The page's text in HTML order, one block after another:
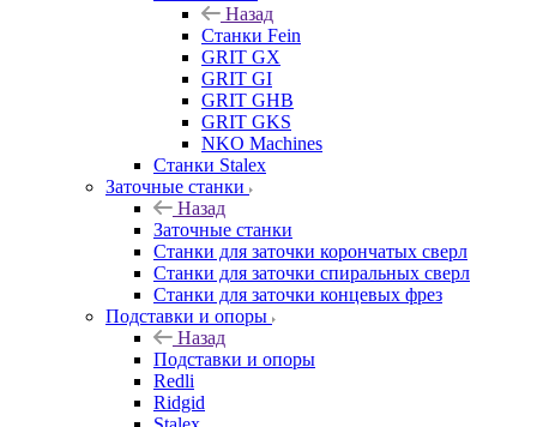
Назад
Станки Fein
GRIT GX
GRIT GI
GRIT GHB
GRIT GKS
NKO Machines
Станки Stalex
Заточные станки
Назад
Заточные станки
Станки для заточки корончатых сверл
Станки для заточки спиральных сверл
Станки для заточки концевых фрез
Подставки и опоры
Назад
Подставки и опоры
Redli
Ridgid